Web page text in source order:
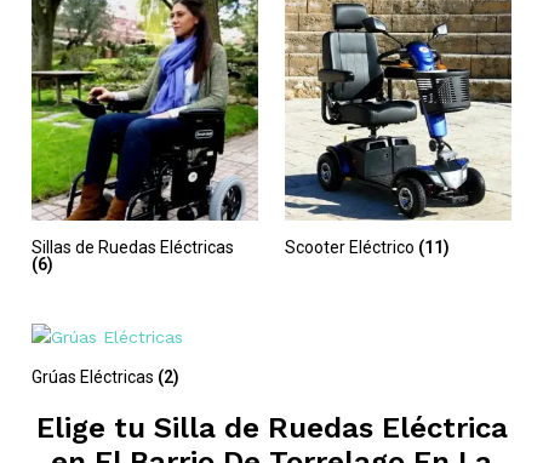
Sillas de Ruedas Eléctricas
(6)
Scooter Eléctrico (11)
Grúas Eléctricas (2)
Elige tu Silla de Ruedas Eléctrica